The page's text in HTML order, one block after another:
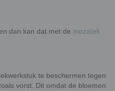
dan kan dat met de mozaïek
te beschermen tegen
vorst. Dit omdat de bloemen